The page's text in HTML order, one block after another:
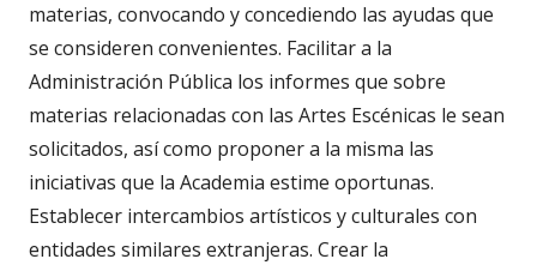
materias, convocando y concediendo las ayudas que
se consideren convenientes. Facilitar a la
Administración Pública los informes que sobre
materias relacionadas con las Artes Escénicas le sean
solicitados, así como proponer a la misma las
iniciativas que la Academia estime oportunas.
Establecer intercambios artísticos y culturales con
entidades similares extranjeras. Crear la